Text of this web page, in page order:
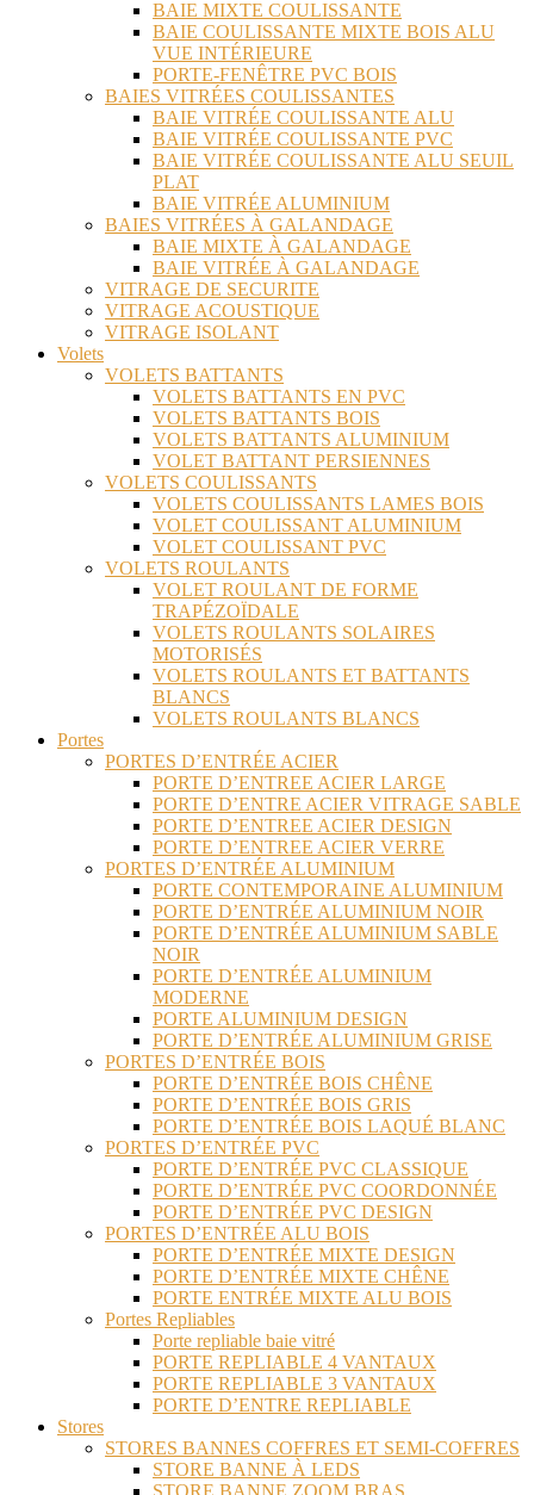
BAIE MIXTE COULISSANTE
BAIE COULISSANTE MIXTE BOIS ALU
VUE INTÉRIEURE
PORTE-FENÊTRE PVC BOIS
BAIES VITRÉES COULISSANTES
BAIE VITRÉE COULISSANTE ALU
BAIE VITRÉE COULISSANTE PVC
BAIE VITRÉE COULISSANTE ALU SEUIL
PLAT
BAIE VITRÉE ALUMINIUM
BAIES VITRÉES À GALANDAGE
BAIE MIXTE À GALANDAGE
BAIE VITRÉE À GALANDAGE
VITRAGE DE SECURITE
VITRAGE ACOUSTIQUE
VITRAGE ISOLANT
Volets
VOLETS BATTANTS
VOLETS BATTANTS EN PVC
VOLETS BATTANTS BOIS
VOLETS BATTANTS ALUMINIUM
VOLET BATTANT PERSIENNES
VOLETS COULISSANTS
VOLETS COULISSANTS LAMES BOIS
VOLET COULISSANT ALUMINIUM
VOLET COULISSANT PVC
VOLETS ROULANTS
VOLET ROULANT DE FORME
TRAPÉZOÏDALE
VOLETS ROULANTS SOLAIRES
MOTORISÉS
VOLETS ROULANTS ET BATTANTS
BLANCS
VOLETS ROULANTS BLANCS
Portes
PORTES D’ENTRÉE ACIER
PORTE D’ENTREE ACIER LARGE
PORTE D’ENTRE ACIER VITRAGE SABLE
PORTE D’ENTREE ACIER DESIGN
PORTE D’ENTREE ACIER VERRE
PORTES D’ENTRÉE ALUMINIUM
PORTE CONTEMPORAINE ALUMINIUM
PORTE D’ENTRÉE ALUMINIUM NOIR
PORTE D’ENTRÉE ALUMINIUM SABLE
NOIR
PORTE D’ENTRÉE ALUMINIUM
MODERNE
PORTE ALUMINIUM DESIGN
PORTE D’ENTRÉE ALUMINIUM GRISE
PORTES D’ENTRÉE BOIS
PORTE D’ENTRÉE BOIS CHÊNE
PORTE D’ENTRÉE BOIS GRIS
PORTE D’ENTRÉE BOIS LAQUÉ BLANC
PORTES D’ENTRÉE PVC
PORTE D’ENTRÉE PVC CLASSIQUE
PORTE D’ENTRÉE PVC COORDONNÉE
PORTE D’ENTRÉE PVC DESIGN
PORTES D’ENTRÉE ALU BOIS
PORTE D’ENTRÉE MIXTE DESIGN
PORTE D’ENTRÉE MIXTE CHÊNE
PORTE ENTRÉE MIXTE ALU BOIS
Portes Repliables
Porte repliable baie vitré
PORTE REPLIABLE 4 VANTAUX
PORTE REPLIABLE 3 VANTAUX
PORTE D’ENTRE REPLIABLE
Stores
STORES BANNES COFFRES ET SEMI-COFFRES
STORE BANNE À LEDS